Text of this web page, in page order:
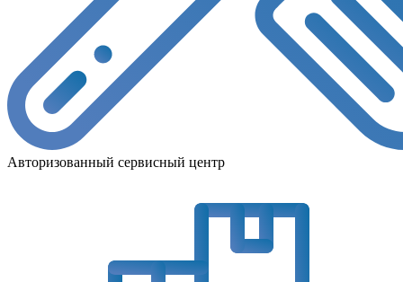
Авторизованный сервисный центр